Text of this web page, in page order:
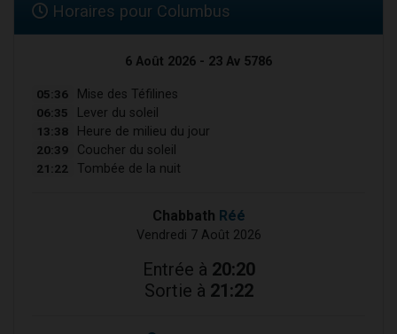
Horaires pour Columbus
6 Août 2026 - 23 Av 5786
05:36 Mise des Téfilines
06:35 Lever du soleil
13:38 Heure de milieu du jour
20:39 Coucher du soleil
21:22 Tombée de la nuit
Chabbath Réé
Vendredi 7 Août 2026
Entrée à 20:20
Sortie à 21:22